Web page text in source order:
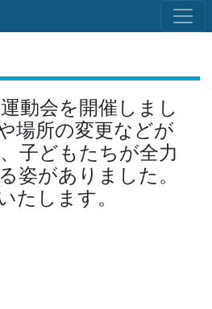
動会を開催しまし
場所の変更などが
子どもたちが全力
姿がありました。
たします。